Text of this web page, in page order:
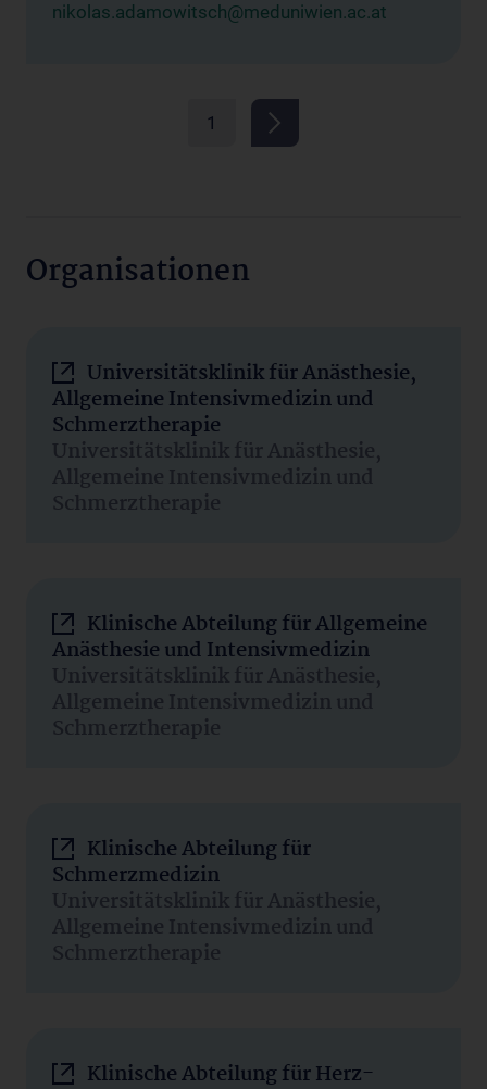
nikolas.adamowitsch@meduniwien.ac.at
1
Organisationen
Universitätsklinik für Anästhesie,
Allgemeine Intensivmedizin und
Schmerztherapie
Universitätsklinik für Anästhesie,
Allgemeine Intensivmedizin und
Schmerztherapie
Klinische Abteilung für Allgemeine
Anästhesie und Intensivmedizin
Universitätsklinik für Anästhesie,
Allgemeine Intensivmedizin und
Schmerztherapie
Klinische Abteilung für
Schmerzmedizin
Universitätsklinik für Anästhesie,
Allgemeine Intensivmedizin und
Schmerztherapie
Klinische Abteilung für Herz-